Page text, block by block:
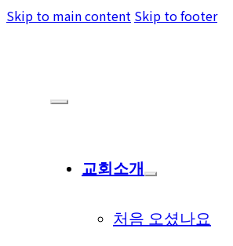
Skip to main content Skip to footer
교회소개
처음 오셨나요